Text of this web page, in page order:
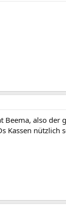
Beema, also
Kassen nützlich